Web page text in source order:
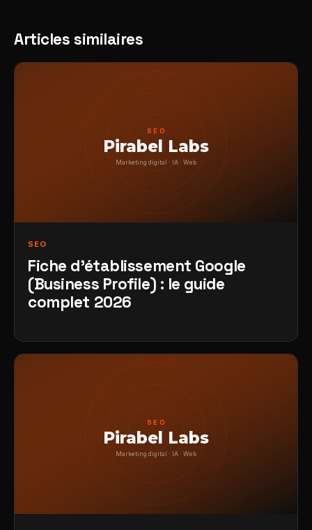
Articles similaires
SEO
Pirabel Labs
Marketing digital · IA · Web
SEO
Fiche d'établissement Google
(Business Profile) : le guide
complet 2026
SEO
Pirabel Labs
Marketing digital · IA · Web